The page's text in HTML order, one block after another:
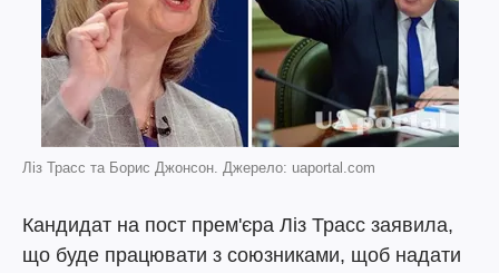
Ліз Трасс та Борис Джонсон. Джерело: uaportal.com
Кандидат на пост прем'єра Ліз Трасс заявила,
що буде працювати з союзниками, щоб надати